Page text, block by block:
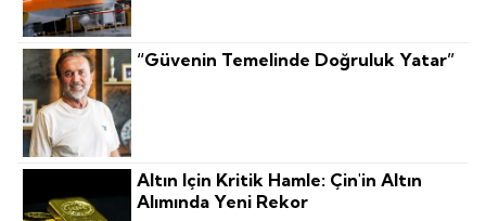
“Güvenin Temelinde Doğruluk Yatar”
Altın Için Kritik Hamle: Çin'in Altın
Alımında Yeni Rekor